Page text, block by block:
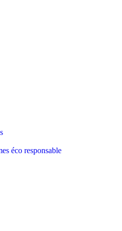
éco responsable